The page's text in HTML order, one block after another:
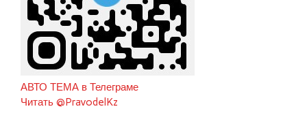
АВТО ТЕМА в Телеграме
Читать @PravodelKz